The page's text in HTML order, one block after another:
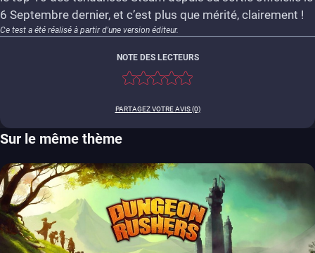
6 Septembre dernier, et c’est plus que mérité, clairement !
Ce test a été réalisé à partir d'une version éditeur.
NOTE DES LECTEURS
PARTAGEZ VOTRE AVIS (0)
Sur le même thème